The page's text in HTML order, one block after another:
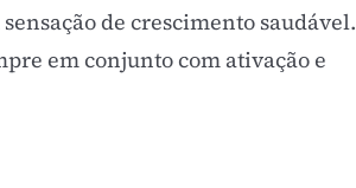
de crescimento saudável.
em conjunto com ativação e